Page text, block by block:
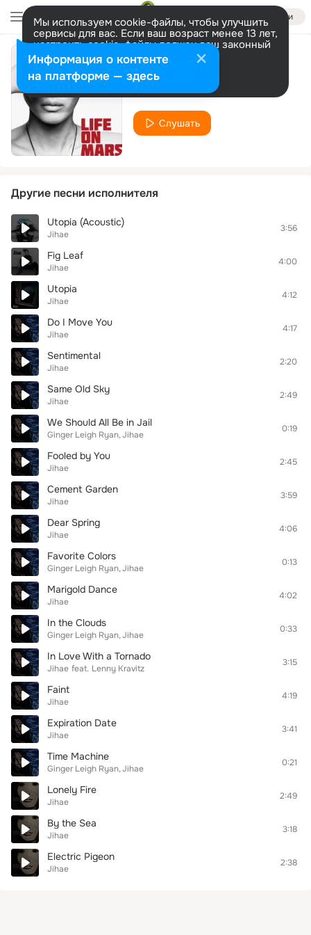
Войти
Мы используем cookie-файлы, чтобы улучшить
сервисы для вас. Если ваш возраст менее 13 лет,
настроить cookie-файлы должен ваш законный
представитель. Больше информации
Разрешить все Настроить
Life on Mars
Jihae
Слушать
Другие песни исполнителя
Utopia (Acoustic)
Jihae
3:56
Fig Leaf
Jihae
4:00
Utopia
Jihae
4:12
Do I Move You
Jihae
4:17
Sentimental
Jihae
2:20
Same Old Sky
Jihae
2:49
We Should All Be in Jail
Ginger Leigh Ryan Jihae
0:19
Fooled by You
Jihae
2:45
Cement Garden
Jihae
3:59
Dear Spring
Jihae
4:06
Favorite Colors
Ginger Leigh Ryan Jihae
0:13
Marigold Dance
Jihae
4:02
In the Clouds
Ginger Leigh Ryan Jihae
0:33
In Love With a Tornado
Jihae feat. Lenny Kravitz
3:15
Faint
Jihae
4:19
Expiration Date
Jihae
3:41
Time Machine
Ginger Leigh Ryan Jihae
0:21
Lonely Fire
Jihae
2:49
By the Sea
Jihae
3:18
Electric Pigeon
Jihae
2:38
Информация о контенте
на платформе — здесь